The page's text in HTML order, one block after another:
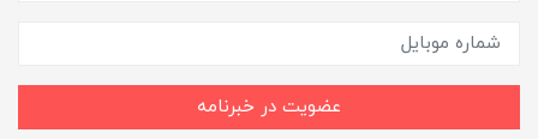
عضویت در خبرنامه